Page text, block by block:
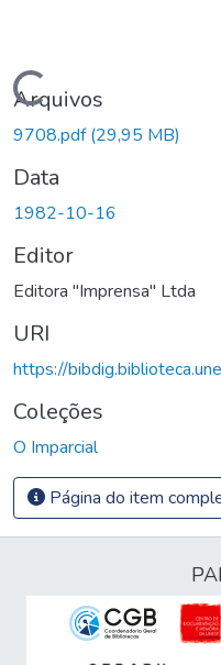
Carregando...
Arquivos
9708.pdf(29,95 MB)
Data
1982-10-16
Editor
Editora "Imprensa" Ltda
URI
https://
Coleções
O Imparcial
Página do item